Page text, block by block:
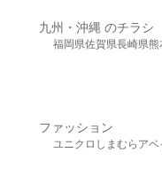
九州・沖縄 のチラシ
福岡県佐賀県長崎県熊
ファッション
ユニクロ しまむら アベ